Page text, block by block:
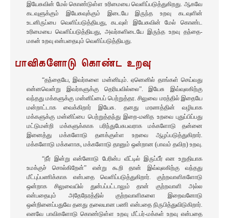
இயேசுவின் மேல் கொண்டுள்ள உரிமையை வெளிப்படுத்துகிறது. ஆகவே
கடவுளுக்கும் இயேசுவுக்கும் இடையே இருந்த உறவு கடவுளின்
உடனிருப்பை வெளிப்படுத்தியது, கடவுள் இயேசுவின் மேல் கொண்ட
உரிமையை வெளிப்படுத்தியது, அவர்களிடையே இருந்த உறவு தந்தை-
மகன் உறவு என்பதையும் வெளிப்படுத்தியது.
பாவிகளோடு கொண்ட உறவு
“தந்தையே, இவர்களை மன்னியும். ஏனெனில் தாங்கள் செய்வது
என்னவென்று இவர்களுக்கு தெரியவில்லை”. இயேசு இவ்வுலகிற்கு
வந்தது மக்களுக்கு மன்னிப்பைப் பெற்றுத்தர. சிலுவை மரத்தில் இதையே
மன்றாட்டாக வைக்கிறார் இயேசு. தனது மரணத்தின் வழியாக
மக்களுக்கு மன்னிப்பை பெற்றுத்தந்து இறை-மனித உறவை புதுப்பிப்பது
மட்டுமன்றி மக்களுக்காக பரிந்துபேசுபவராக மக்களோடு தன்னை
இனைத்து மக்களோடு தனக்குள்ள உறவை ஆழப்படுத்துகிறார்.
மக்களோடு மக்களாக, மக்களோடு தானும் ஒன்றான (பாவம் தவிற) உறவு.
“நீர் இன்று என்னோடு பேரின்ப வீட்டில் இருப்பீர் என உறுதியாக
உமக்குச் சொல்கிறேன்” என்று கூறி தான் இவ்வுலகிற்கு வந்தது
மீட்புப்பணிக்காக என்பதை வெளிப்படுத்துகிறார். குற்றவாளிகளோடு
ஒன்றாக சிலுவையில் துன்பப்பட்டாலும் தான் குற்றவாளி அல்ல
என்பதையும் அதேநேரத்தில் குற்றவாளிகளை இறைவனோடு
ஒன்றினைப்பதுவே தனது தலையான பணி என்பதை நிருபித்துவிடுகிறார்.
எனவே பாவிகளோடு கொண்டுள்ள உறவு மீட்பர்-மக்கள் உறவு என்பதை